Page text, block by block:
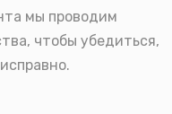
мы проводим
чтобы убедиться,